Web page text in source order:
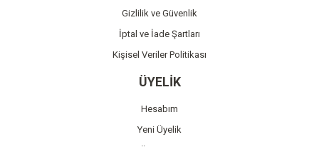
Gizlilik ve Güvenlik
İptal ve İade Şartları
Kişisel Veriler Politikası
ÜYELİK
Hesabım
Yeni Üyelik